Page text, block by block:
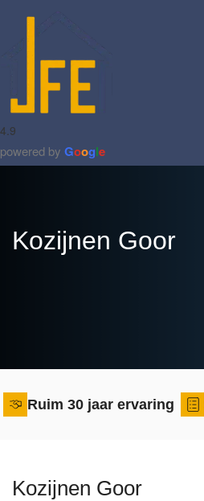
4.9
powered by Google
Kozijnen Goor
Ruim 30 jaar ervaring
Kozijnen Goor